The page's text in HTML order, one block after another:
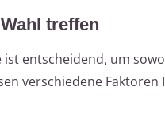
treffen
entscheidend, um
verschiedene Faktoren